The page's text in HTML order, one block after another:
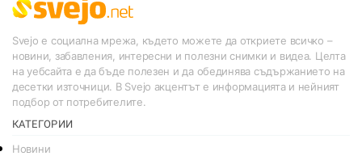
Svejo е социална мрежа, където можете да откриете всичко –
новини, забавления, интересни и полезни снимки и видеа. Целта
на уебсайта е да бъде полезен и да обединява съдържанието на
десетки източници. В Svejo акцентът е информацията и нейният
подбор от потребителите.
КАТЕГОРИИ
Новини